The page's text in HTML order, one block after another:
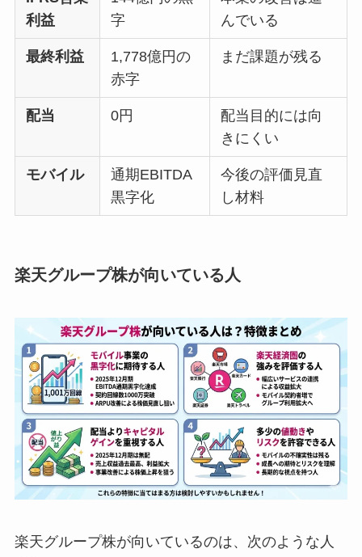
利益
字
んでいる
最終利益
1,778億円の
赤字
まだ課題が残る
配当 0円
配当目的には向
きにくい
モバイル
通期EBITDA
黒字化
今後の評価見直
し材料
楽天グループ株が向いている人
楽天グループ株が向いているのは、次のような人